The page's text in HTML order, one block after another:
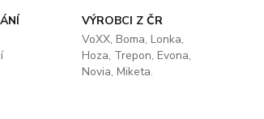
VÝROBCI Z ČR
VoXX, Boma, Lonka,
Hoza, Trepon, Evona,
Novia, Miketa.